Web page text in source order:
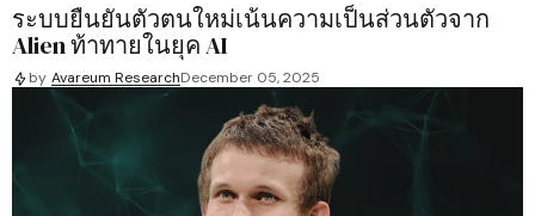
ระบบยืนยันตัวตนใหม่เน้นความเป็นส่วนตัวจาก
Alien ท้าทายในยุค AI
by Avareum ResearchDecember 05, 2025